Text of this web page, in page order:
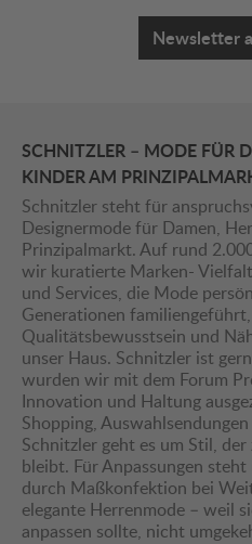
Newsletter
SCHNITZLER – MODE FÜR
KINDER AM
Schnitzler steht für
Designermode für Damen,
Prinzipalmarkt. Auf rund
wir kuratierte Marken-
und Services, die Mode
Generationen
Qualitätsbewusstsein und
unser Haus. Schnitzler ist
wurden wir mit dem Forum
Innovation und Haltung
Shopping,
Schnitzler geht es um Stil,
bleibt. Für Anpassungen
durch Maßkonfektion bei
elegante Herrenmode – weil
anpassen sollte, nicht